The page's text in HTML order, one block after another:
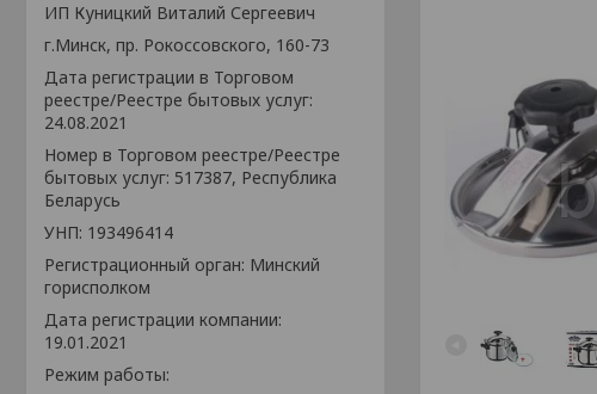
ИП Куницкий Виталий Сергеевич
г.Минск, пр. Рокоссовского, 160-73
Дата регистрации в Торговом
реестре/Реестре бытовых услуг:
24.08.2021
Номер в Торговом реестре/Реестре
бытовых услуг: 517387, Республика
Беларусь
УНП: 193496414
Регистрационный орган: Минский
горисполком
Дата регистрации компании:
19.01.2021
Режим работы: